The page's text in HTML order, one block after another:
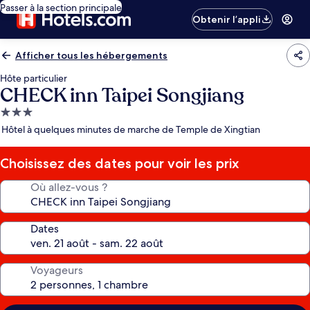
Passer à la section principale
Obtenir l’appli
Afficher tous les hébergements
Hôte particulier
CHECK inn Taipei Songjiang
Hébergement
3.0 étoiles
Hôtel à quelques minutes de marche de Temple de Xingtian
Choisissez des dates pour voir les prix
Où allez-vous ?
Dates
Voyageurs